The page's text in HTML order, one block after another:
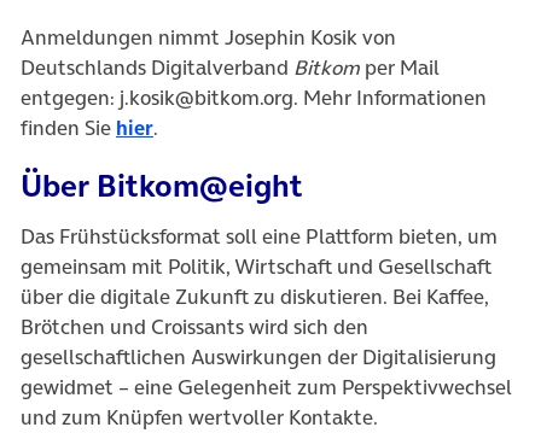
Anmeldungen nimmt Josephin Kosik von
Deutschlands Digitalverband Bitkom per Mail
entgegen: j.kosik@bitkom.org. Mehr Informationen
finden Sie hier.
Über Bitkom@eight
Das Frühstücksformat soll eine Plattform bieten, um
gemeinsam mit Politik, Wirtschaft und Gesellschaft
über die digitale Zukunft zu diskutieren. Bei Kaffee,
Brötchen und Croissants wird sich den
gesellschaftlichen Auswirkungen der Digitalisierung
gewidmet – eine Gelegenheit zum Perspektivwechsel
und zum Knüpfen wertvoller Kontakte.